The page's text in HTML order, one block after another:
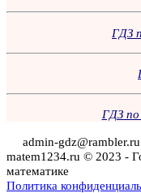
ГДЗ
ГДЗ по
admin-gdz@rambler.ru
matem1234.ru © 2023 -
математике
Политика